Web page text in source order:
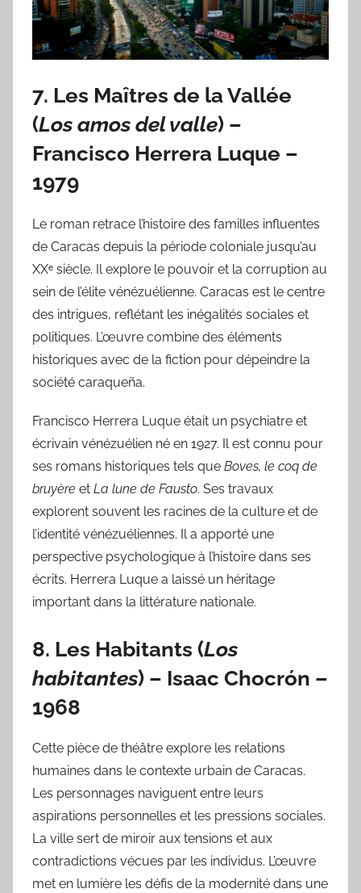
7. Les Maîtres de la Vallée
(Los amos del valle) –
Francisco Herrera Luque –
1979
Le roman retrace l’histoire des familles influentes
de Caracas depuis la période coloniale jusqu’au
XXᵉ siècle. Il explore le pouvoir et la corruption au
sein de l’élite vénézuélienne. Caracas est le centre
des intrigues, reflétant les inégalités sociales et
politiques. L’œuvre combine des éléments
historiques avec de la fiction pour dépeindre la
société caraqueña.
Francisco Herrera Luque était un psychiatre et
écrivain vénézuélien né en 1927. Il est connu pour
ses romans historiques tels que Boves, le coq de
bruyère et La lune de Fausto. Ses travaux
explorent souvent les racines de la culture et de
l’identité vénézuéliennes. Il a apporté une
perspective psychologique à l’histoire dans ses
écrits. Herrera Luque a laissé un héritage
important dans la littérature nationale.
8. Les Habitants (Los
habitantes) – Isaac Chocrón –
1968
Cette pièce de théâtre explore les relations
humaines dans le contexte urbain de Caracas.
Les personnages naviguent entre leurs
aspirations personnelles et les pressions sociales.
La ville sert de miroir aux tensions et aux
contradictions vécues par les individus. L’œuvre
met en lumière les défis de la modernité dans une